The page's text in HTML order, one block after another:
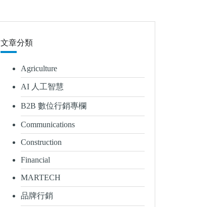
文章分類
Agriculture
AI 人工智慧
B2B 數位行銷專欄
Communications
Construction
Financial
MARTECH
品牌行銷